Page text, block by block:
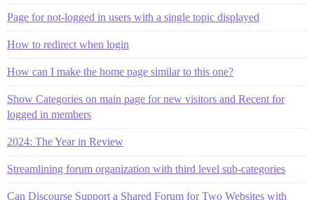
Page for not-logged in users with a single topic displayed
How to redirect when login
How can I make the home page similar to this one?
Show Categories on main page for new visitors and Recent for
logged in members
2024: The Year in Review
Streamlining forum organization with third level sub-categories
Can Discourse Support a Shared Forum for Two Websites with